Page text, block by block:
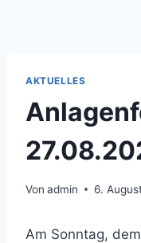
AKTUELLES
Von admin 6.
Am Sonntag,